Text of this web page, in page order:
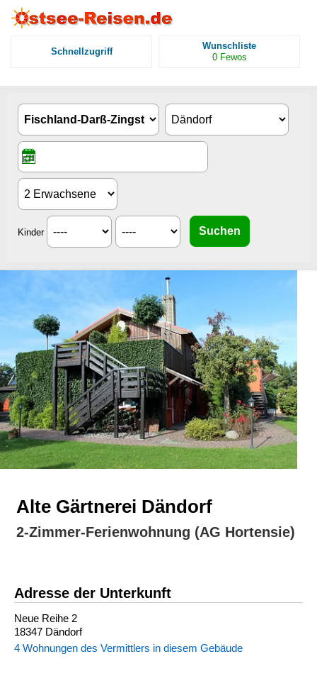
Schnellzugriff
Wunschliste
0 Fewos
Kinder
Alte Gärtnerei Dändorf
2-Zimmer-Ferienwohnung (AG Hortensie)
Adresse der Unterkunft
Neue Reihe 2
18347 Dändorf
4 Wohnungen des Vermittlers in diesem Gebäude